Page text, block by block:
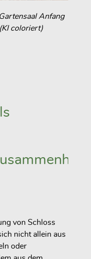
Anfang
coloriert)
von Schloss
nicht allein aus
oder